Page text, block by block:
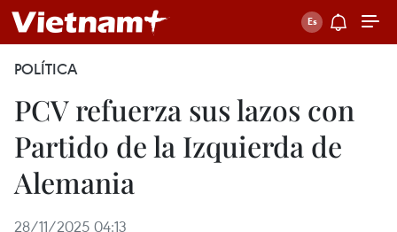
POLÍTICA
PCV refuerza sus lazos con
Partido de la Izquierda de
Alemania
28/11/2025 04:13